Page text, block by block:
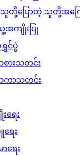
သူတို့ပြောတဲ့ သူတို့အကြ
အကျိုးပြု
ရွှင်ပွဲ
စားသတင်း
ကာသတင်း
ရေး
ရေး
ာရေး